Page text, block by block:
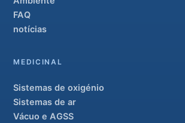
FAQ
notícias
MEDICINAL
Sistemas de oxigénio
Sistemas de ar
Vácuo e AGSS